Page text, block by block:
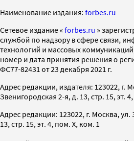
Наименование издания: forbes.ru
Cетевое издание « forbes.ru »
службой по надзору в сфере связи,
технологий и массовых
номер и дата принятия решения о
ФС77-82431 от 23 декабря 2021 г.
Адрес редакции, издателя: 123022, г.
Звенигородская 2-я, д. 13, стр. 15, эт.
Адрес редакции: 123022, г. Москва, ул.
13, стр. 15, эт. 4, пом. X, ком. 1